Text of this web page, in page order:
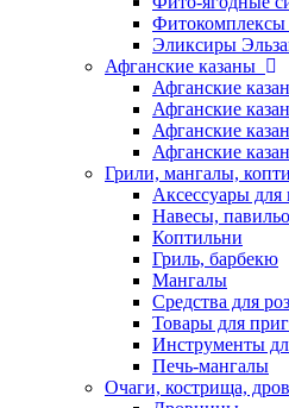
Фитокомплексы
Эликсиры
Афганские казаны
Афганские
Афганские
Афганские
Афганские
Грили, мангалы,
Аксессуары для
Навесы,
Коптильни
Гриль, барбекю
Мангалы
Средства для
Товары для
Инструменты
Печь-мангалы
Очаги, кострища,